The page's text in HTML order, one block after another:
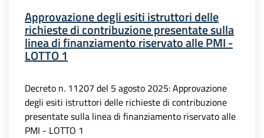
Approvazione degli esiti istruttori delle
richieste di contribuzione presentate sulla
linea di finanziamento riservato alle PMI -
LOTTO 1
Decreto n. 11207 del 5 agosto 2025: Approvazione
degli esiti istruttori delle richieste di contribuzione
presentate sulla linea di finanziamento riservato alle
PMI - LOTTO 1